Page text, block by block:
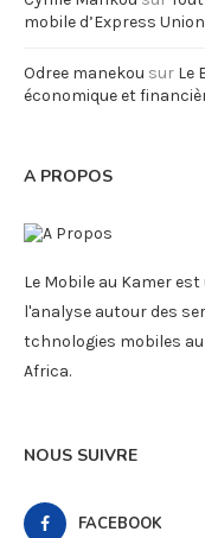
mobile d’Express
Odree manekou sur Le
économique et
A PROPOS
Le Mobile au Kamer
l'analyse autour des
tchnologies mobiles au
Africa.
NOUS SUIVRE
FACEBOOK